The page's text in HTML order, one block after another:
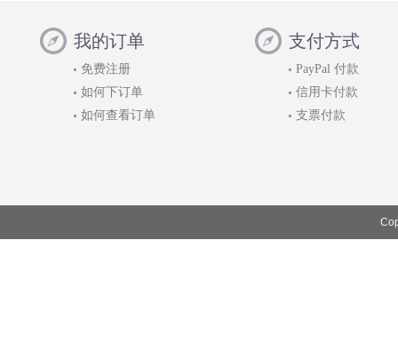
我的订单
免费注册
如何下订单
如何查看订单
支付方式
PayPal 付款
信用卡付款
支票付款